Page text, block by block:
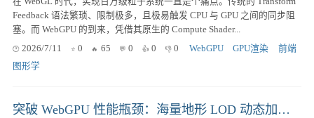
Feedback 语法繁琐、限制极多，且极易触发 CPU 与 GPU 之间的同步阻
塞。而 WebGPU 的到来，凭借其原生的 Compute Shader...
2026/7/11
0 65 0 0 0 WebGPU GPU渲染
前端
图形学
突破 WebGPU 性能瓶颈：海量地形 LOD 动态加载的内存防抖与虚拟化策略